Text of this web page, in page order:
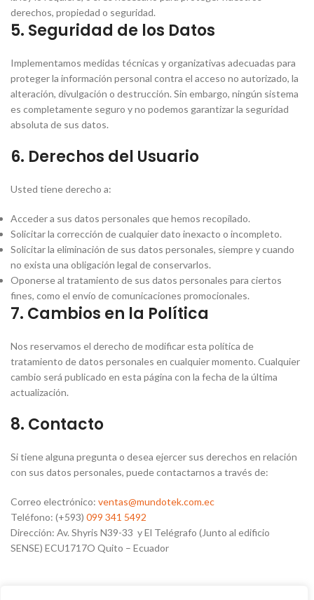
derechos, propiedad o seguridad.
5. Seguridad de los Datos
Implementamos medidas técnicas y organizativas adecuadas para
proteger la información personal contra el acceso no autorizado, la
alteración, divulgación o destrucción. Sin embargo, ningún sistema
es completamente seguro y no podemos garantizar la seguridad
absoluta de sus datos.
6. Derechos del Usuario
Usted tiene derecho a:
Acceder a sus datos personales que hemos recopilado.
Solicitar la corrección de cualquier dato inexacto o incompleto.
Solicitar la eliminación de sus datos personales, siempre y cuando
no exista una obligación legal de conservarlos.
Oponerse al tratamiento de sus datos personales para ciertos
fines, como el envío de comunicaciones promocionales.
7. Cambios en la Política
Nos reservamos el derecho de modificar esta política de
tratamiento de datos personales en cualquier momento. Cualquier
cambio será publicado en esta página con la fecha de la última
actualización.
8. Contacto
Si tiene alguna pregunta o desea ejercer sus derechos en relación
con sus datos personales, puede contactarnos a través de:
Correo electrónico: ventas@mundotek.com.ec
Teléfono: (+593) 099 341 5492
Dirección: Av. Shyris N39-33 y El Telégrafo (Junto al edificio
SENSE) ECU1717O Quito – Ecuador